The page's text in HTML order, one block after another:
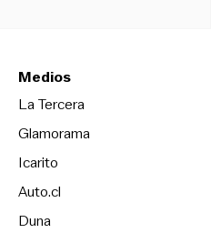
Medios
La TerceraOpens in new
Glamorama
Icarito
Auto.cl
DunaOpens in new window